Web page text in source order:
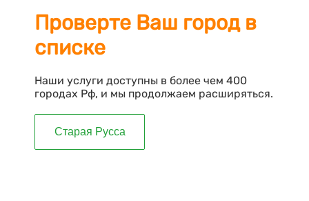
Проверте Ваш город в
списке
Наши услуги доступны в более чем 400
городах Рф, и мы продолжаем расширяться.
Старая Русса